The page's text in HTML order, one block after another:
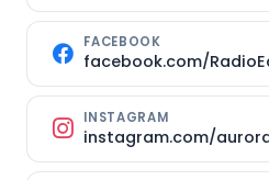
FACEBOOK
facebook.com/
INSTAGRAM
instagram.com/